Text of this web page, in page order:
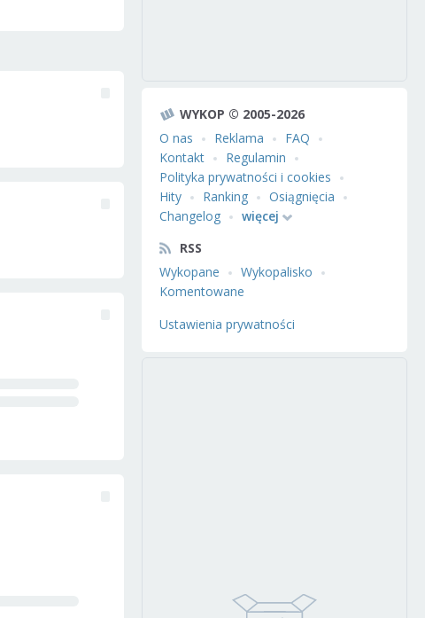
WYKOP © 2005-2026
O nas
Reklama
FAQ
Kontakt
Regulamin
Polityka prywatności i cookies
Hity
Ranking
Osiągnięcia
Changelog
więcej
RSS
Wykopane
Wykopalisko
Komentowane
Ustawienia prywatności